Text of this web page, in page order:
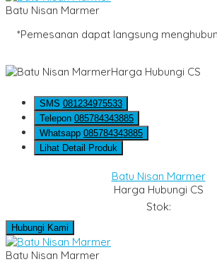
Batu Nisan Marmer
*Pemesanan dapat langsung
Harga Hubungi CS
SMS 081234975533
Telepon 085784343885
Whatsapp 085784343885
Lihat Detail Produk
Batu Nisan Marmer
Harga Hubungi CS
Stok:
Hubungi Kami
Batu Nisan Marmer